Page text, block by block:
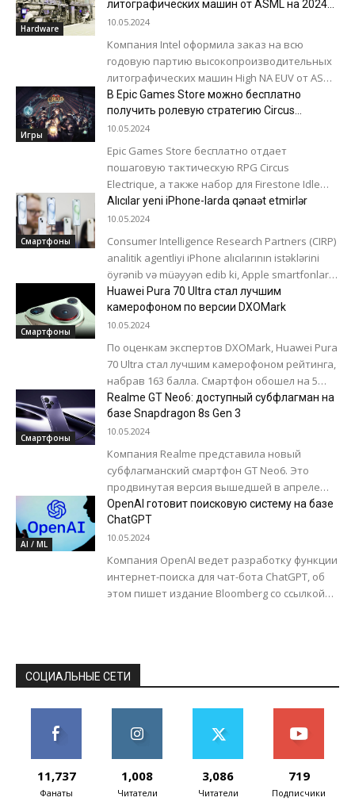
улучшений по сравнению...
Hardware
литографических машин от ASML на 2024
год
10.05.2024
Компания Intel оформила заказ на всю
годовую партию высокопроизводительных
литографических машин High NA EUV от ASML.
Годовая плановая производственная
мощность ASML составляет 10 единиц,...
Игры
В Epic Games Store можно бесплатно
получить ролевую стратегию Circus
Electrique
10.05.2024
Epic Games Store бесплатно отдает
пошаговую тактическую RPG Circus
Electrique, а также набор для Firestone Idle
RPG с бесплатной валютой и предметами.
Раздача продлится...
Смартфоны
Alıcılar yeni iPhone-larda qənaət etmirlər
10.05.2024
Consumer Intelligence Research Partners (CIRP)
analitik agentliyi iPhone alıcılarının istəklərini
öyrənib və müəyyən edib ki, Apple smartfonların
satılması faktına görə deyil, yaddaş tutumu
baxımından modifikasiyaların...
Смартфоны
Huawei Pura 70 Ultra стал лучшим
камерофоном по версии DXOMark
10.05.2024
По оценкам экспертов DXOMark, Huawei Pura
70 Ultra стал лучшим камерофоном рейтинга,
набрав 163 балла. Смартфон обошел на 5
баллов предыдущего лидера - Honor...
Смартфоны
Realme GT Neo6: доступный субфлагман на
базе Snapdragon 8s Gen 3
10.05.2024
Компания Realme представила новый
субфлагманский смартфон GT Neo6. Это
продвинутая версия вышедшей в апреле
модели GT Neo 6 SE. Аппарат получил
мощный процессор, зарядку...
AI / ML
OpenAI готовит поисковую систему на базе
ChatGPT
10.05.2024
Компания OpenAI ведет разработку функции
интернет-поиска для чат-бота ChatGPT, об
этом пишет издание Bloomberg со ссылкой
СОЦИАЛЬНЫЕ СЕТИ
11,737
Фанаты
1,008
Читатели
3,086
Читатели
719
Подписчики